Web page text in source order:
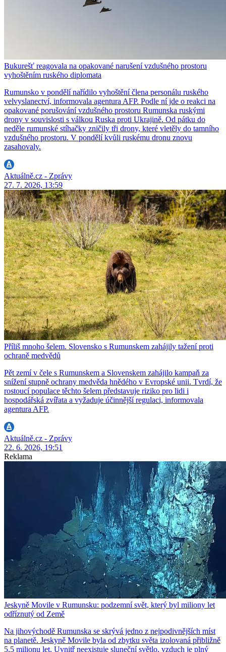
Bukurešť reagovala na opakované narušení vzdušného prostoru
vyhoštěním ruského diplomata
Rumunsko v pondělí nařídilo vyhoštění člena personálu ruského
velvyslanectví, informovala agentura AFP. Podle ní jde o reakci na
opakované porušování vzdušného prostoru Rumunska ruskými
drony v souvislosti s válkou Ruska proti Ukrajině. Od pátku do
neděle rumunské stíhačky zničily tři drony, které vletěly do tamního
vzdušného prostoru. V pondělí kvůli ruskému dronu znovu
zasahovaly.
Aktuálně.cz - Zprávy
27. 7. 2026, 13:59
Příliš mnoho šelem. Slovensko s Rumunskem zahájily tažení proti
ochraně medvědů
Pět zemí v čele s Rumunskem a Slovenskem zahájilo kampaň za
snížení stupně ochrany medvěda hnědého v Evropské unii. Tvrdí, že
rostoucí populace těchto šelem představuje riziko pro lidi i
hospodářská zvířata a vyžaduje účinnější regulaci, informovala
agentura AFP.
Aktuálně.cz - Zprávy
22. 6. 2026, 19:51
Reklama
Jeskyně Movile v Rumunsku: podzemní svět, který byl miliony let
odříznutý od Země
Na jihovýchodě Rumunska se skrývá jedno z nejpodivnějších míst
na planetě. Jeskyně Movile byla od zbytku světa izolovaná přibližně
5,5 milionu let. Uvnitř neexistuje sluneční světlo, vzduch je plný